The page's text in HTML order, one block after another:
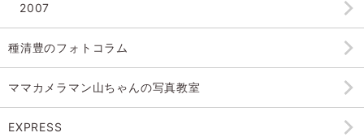
2007
種清豊のフォトコラム
ママカメラマン山ちゃんの写真教室
EXPRESS